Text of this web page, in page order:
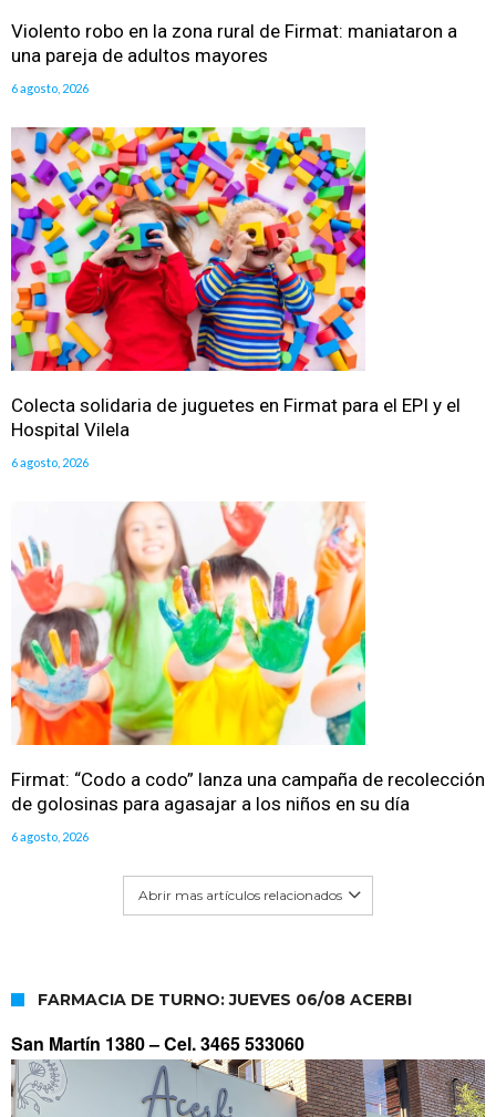
Violento robo en la zona rural de Firmat: maniataron a
una pareja de adultos mayores
6 agosto, 2026
Colecta solidaria de juguetes en Firmat para el EPI y el
Hospital Vilela
6 agosto, 2026
Firmat: “Codo a codo” lanza una campaña de recolección
de golosinas para agasajar a los niños en su día
6 agosto, 2026
Abrir mas artículos relacionados
FARMACIA DE TURNO: JUEVES 06/08 ACERBI
San Martín 1380 –Cel. 3465 533060